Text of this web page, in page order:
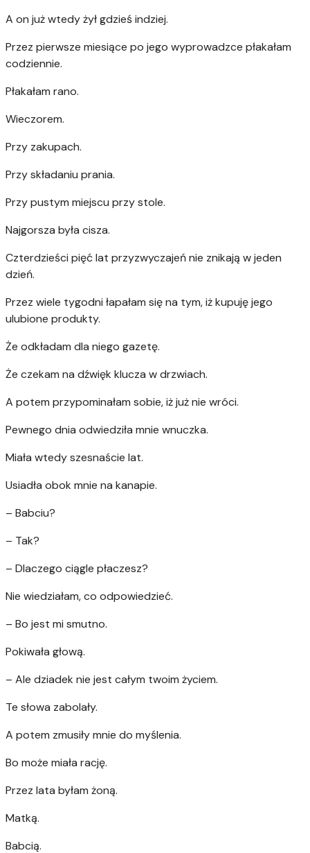
A on już wtedy żył gdzieś indziej.
Przez pierwsze miesiące po jego wyprowadzce płakałam
codziennie.
Płakałam rano.
Wieczorem.
Przy zakupach.
Przy składaniu prania.
Przy pustym miejscu przy stole.
Najgorsza była cisza.
Czterdzieści pięć lat przyzwyczajeń nie znikają w jeden
dzień.
Przez wiele tygodni łapałam się na tym, iż kupuję jego
ulubione produkty.
Że odkładam dla niego gazetę.
Że czekam na dźwięk klucza w drzwiach.
A potem przypominałam sobie, iż już nie wróci.
Pewnego dnia odwiedziła mnie wnuczka.
Miała wtedy szesnaście lat.
Usiadła obok mnie na kanapie.
– Babciu?
– Tak?
– Dlaczego ciągle płaczesz?
Nie wiedziałam, co odpowiedzieć.
– Bo jest mi smutno.
Pokiwała głową.
– Ale dziadek nie jest całym twoim życiem.
Te słowa zabolały.
A potem zmusiły mnie do myślenia.
Bo może miała rację.
Przez lata byłam żoną.
Matką.
Babcią.